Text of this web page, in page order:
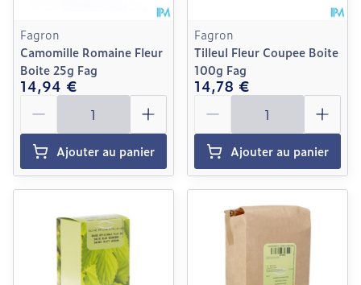
Fagron
Camomille Romaine Fleur
Boite 25g Fag
14,94 €
Quantité
Ajouter au panier
Fagron
Tilleul Fleur Coupee Boite
100g Fag
14,78 €
Quantité
Ajouter au panier